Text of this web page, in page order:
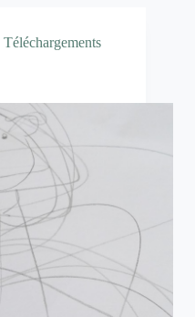
Téléchargements